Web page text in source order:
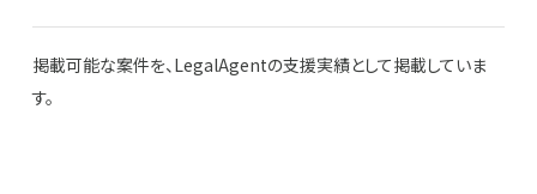
掲載可能な案件を、LegalAgentの支援実績として掲載していま
す。